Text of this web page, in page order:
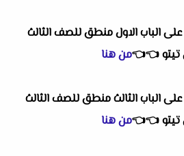
الباب الاول منطق للصف الثالث
👈
👈من هنا
الباب الثالث منطق للصف الثالث
👈
👈من هنا